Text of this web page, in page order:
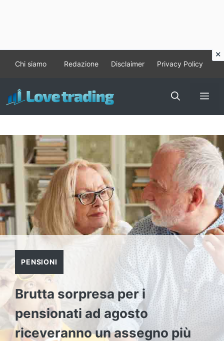
contenuto
Chi siamo Redazione Disclaimer Privacy Policy
PENSIONI
Brutta sorpresa per i
pensionati ad agosto
riceveranno un assegno più